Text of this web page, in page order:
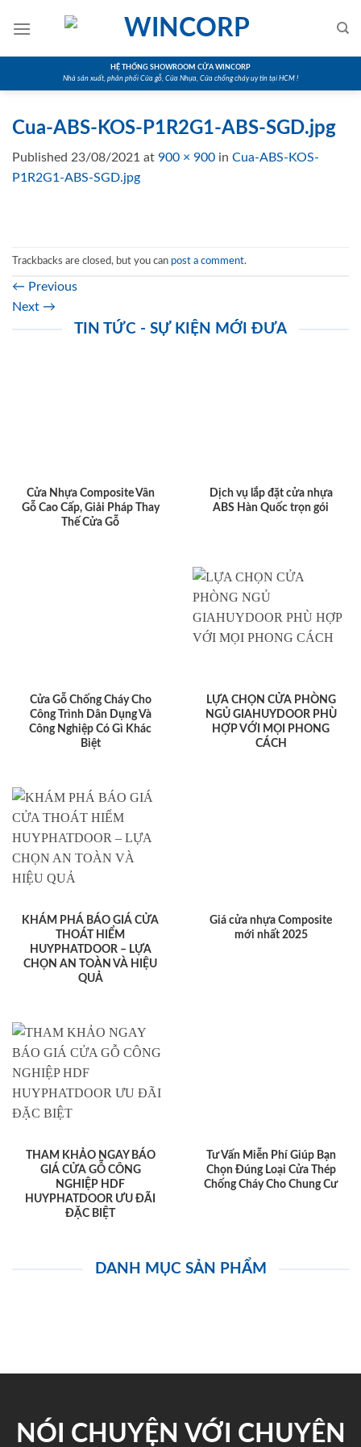
HỆ THỐNG SHOWROOM CỬA WINCORP
Nhà sản xuất, phân phối Cửa gỗ, Cửa Nhựa, Cửa chống cháy uy tín tại HCM !
Cua-ABS-KOS-P1R2G1-ABS-SGD.jpg
Published 23/08/2021 at 900 × 900 in Cua-ABS-KOS-
P1R2G1-ABS-SGD.jpg
Trackbacks are closed, but you can post a comment.
← Previous
Next →
TIN TỨC - SỰ KIỆN MỚI ĐƯA
Cửa Nhựa Composite Vân
Gỗ Cao Cấp, Giải Pháp Thay
Thế Cửa Gỗ
Dịch vụ lắp đặt cửa nhựa
ABS Hàn Quốc trọn gói
Cửa Gỗ Chống Cháy Cho
Công Trình Dân Dụng Và
Công Nghiệp Có Gì Khác
Biệt
LỰA CHỌN CỬA PHÒNG
NGỦ GIAHUYDOOR PHÙ
HỢP VỚI MỌI PHONG
CÁCH
KHÁM PHÁ BÁO GIÁ CỬA
THOÁT HIỂM
HUYPHATDOOR – LỰA
CHỌN AN TOÀN VÀ HIỆU
QUẢ
Giá cửa nhựa Composite
mới nhất 2025
THAM KHẢO NGAY BÁO
GIÁ CỬA GỖ CÔNG
NGHIỆP HDF
HUYPHATDOOR ƯU ĐÃI
ĐẶC BIỆT
Tư Vấn Miễn Phí Giúp Bạn
Chọn Đúng Loại Cửa Thép
Chống Cháy Cho Chung Cư
DANH MỤC SẢN PHẨM
NÓI CHUYỆN VỚI CHUYÊN